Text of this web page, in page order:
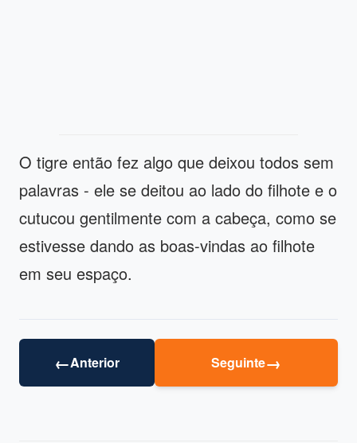
O tigre então fez algo que deixou todos sem
palavras - ele se deitou ao lado do filhote e o
cutucou gentilmente com a cabeça, como se
estivesse dando as boas-vindas ao filhote
em seu espaço.
←Anterior Seguinte→